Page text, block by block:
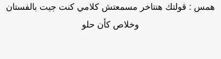
: قولتك هنتاخر مسمعتش كلامي كنت جيت بالفستان
وخلاص كأن حلو